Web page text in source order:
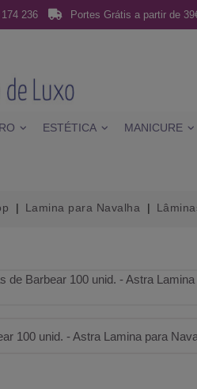
236 Portes Grátis a partir de
ESTÉTICA MANICURE
Lamina para Navalha